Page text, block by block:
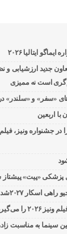
ایتالیا ۲۰۲۶
جدید ارزشیابی و
است نه ممیزی
«سفر» و «سلندر» در
با اربعین
در جشنواره ونیز،
اسکار ۲۰۲۷شد
را می‌گیرد
سینما به مناسبت